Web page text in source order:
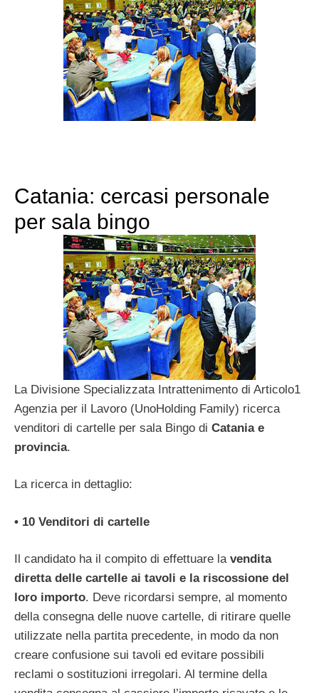
Catania: cercasi personale
per sala bingo
La Divisione Specializzata Intrattenimento di Articolo1
Agenzia per il Lavoro (UnoHolding Family) ricerca
venditori di cartelle per sala Bingo di Catania e
provincia.
La ricerca in dettaglio:
• 10 Venditori di cartelle
Il candidato ha il compito di effettuare la vendita
diretta delle cartelle ai tavoli e la riscossione del
loro importo. Deve ricordarsi sempre, al momento
della consegna delle nuove cartelle, di ritirare quelle
utilizzate nella partita precedente, in modo da non
creare confusione sui tavoli ed evitare possibili
reclami o sostituzioni irregolari. Al termine della